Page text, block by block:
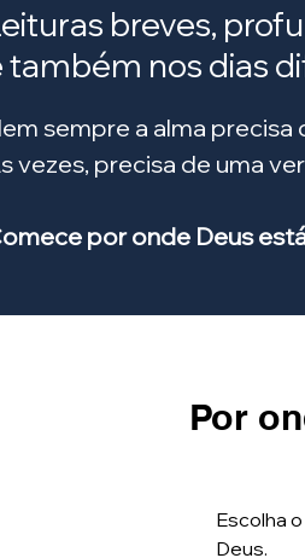
breves,
também nos dias
sempre a alma
vezes, precisa de uma
por onde Deus
Por
Escolha
Deus.